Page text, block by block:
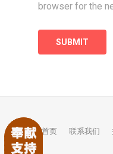
browser for the
首页 联系我们